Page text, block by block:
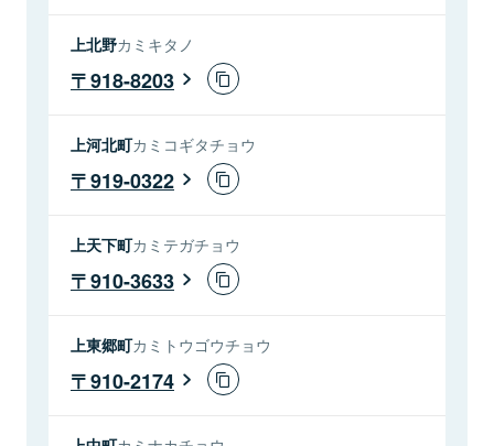
上北野カミキタノ
918-8203
上河北町カミコギタチョウ
919-0322
上天下町カミテガチョウ
910-3633
上東郷町カミトウゴウチョウ
910-2174